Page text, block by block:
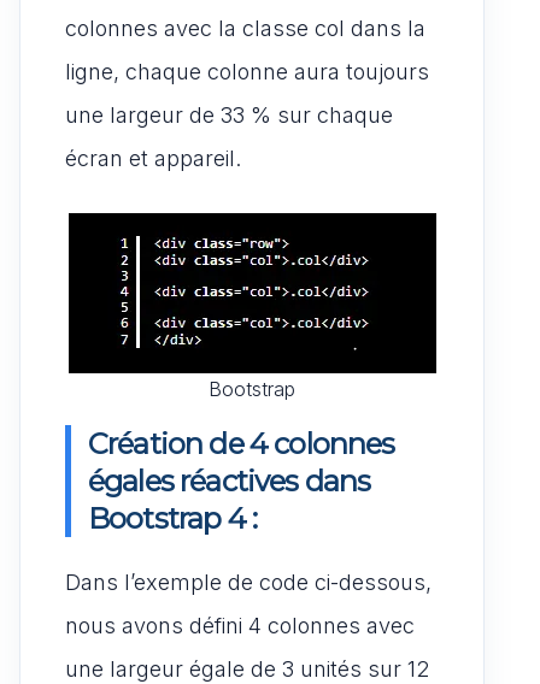
colonnes avec la classe col dans la
ligne, chaque colonne aura toujours
une largeur de 33 % sur chaque
écran et appareil.
Bootstrap
Création de 4 colonnes
égales réactives dans
Bootstrap 4 :
Dans l’exemple de code ci-dessous,
nous avons défini 4 colonnes avec
une largeur égale de 3 unités sur 12